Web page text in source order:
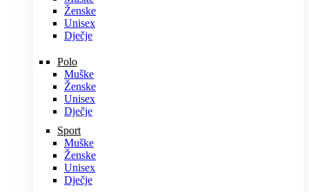
Ženske
Unisex
Dječje
Polo
Muške
Ženske
Unisex
Dječje
Sport
Muške
Ženske
Unisex
Dječje